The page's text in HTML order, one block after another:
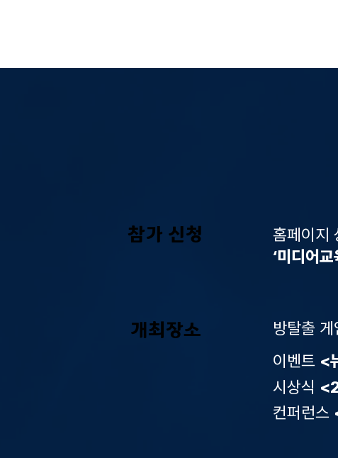
​참가 신청 홈페이지
‘미디어
개최장소 방탈출 게
이벤트 <
시상식
컨퍼런스